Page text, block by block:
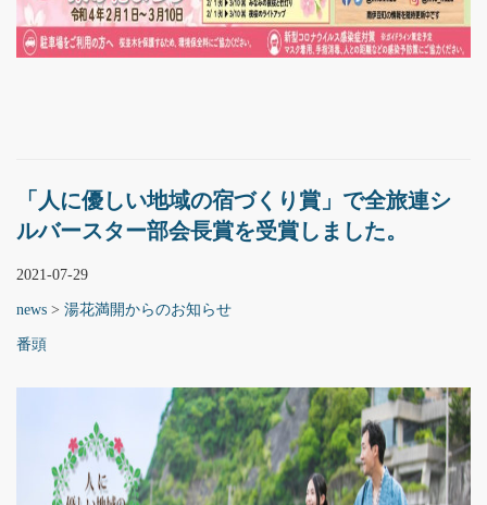
「人に優しい地域の宿づくり賞」で全旅連シ
ルバースター部会長賞を受賞しました。
2021-07-29
news > 湯花満開からのお知らせ
番頭